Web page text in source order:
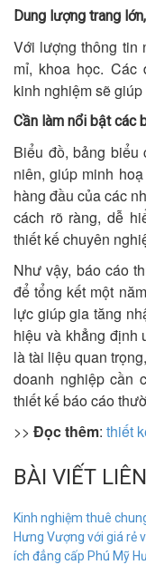
Dung lượng trang
Với lượng thông tin
mỉ, khoa học. Các
kinh nghiệm sẽ
Cần làm nổi bật các
Biểu đồ, bảng biểu
niên, giúp minh
hàng đầu của các
cách rõ ràng, dễ
thiết kế chuyên
Như vậy, báo cáo
để tổng kết một
lực giúp gia tăng
hiệu và khẳng định
là tài liệu quan
doanh nghiệp cần
thiết kế báo cáo
>> Đọc thêm: thiết
BÀI VIẾT
Kinh nghiệm thuê
Hưng Vượng với giá rẻ
ích đẳng cấp Phú Mỹ